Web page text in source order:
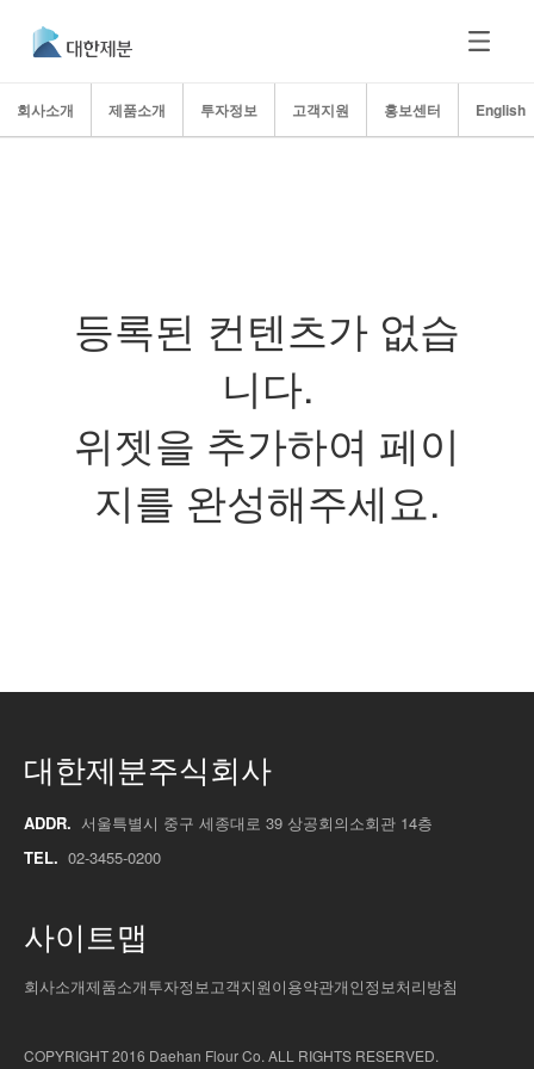
회사소개 제품소개 투자정보 고객지원 홍보센터 English
등록된 컨텐츠가 없습
니다.
위젯을 추가하여 페이
지를 완성해주세요.
대한제분주식회사
ADDR. 서울특별시 중구 세종대로 39 상공회의소회관 14층
TEL. 02-3455-0200
사이트맵
회사소개제품소개투자정보고객지원이용약관개인정보처리방침
COPYRIGHT 2016 Daehan Flour Co. ALL RIGHTS RESERVED.